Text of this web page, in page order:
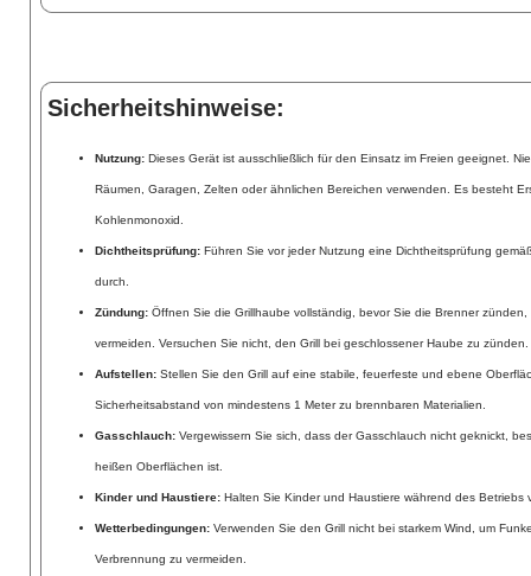
Sicherheitshinweise:
Nutzung: Dieses Gerät ist ausschließlich für den Einsatz im Freien geeignet.
Räumen, Garagen, Zelten oder ähnlichen Bereichen verwenden. Es besteht
Kohlenmonoxid.
Dichtheitsprüfung: Führen Sie vor jeder Nutzung eine Dichtheitsprüfung
durch.
Zündung: Öffnen Sie die Grillhaube vollständig, bevor Sie die Brenner
vermeiden. Versuchen Sie nicht, den Grill bei geschlossener Haube zu zünden.
Aufstellen: Stellen Sie den Grill auf eine stabile, feuerfeste und ebene
Sicherheitsabstand von mindestens 1 Meter zu brennbaren Materialien.
Gasschlauch: Vergewissern Sie sich, dass der Gasschlauch nicht geknickt,
heißen Oberflächen ist.
Kinder und Haustiere: Halten Sie Kinder und Haustiere während des Betriebs
Wetterbedingungen: Verwenden Sie den Grill nicht bei starkem Wind, um
Verbrennung zu vermeiden.